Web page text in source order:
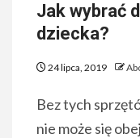
Jak wybrać
dziecka?
24 lipca, 2019
Bez tych
nie może się